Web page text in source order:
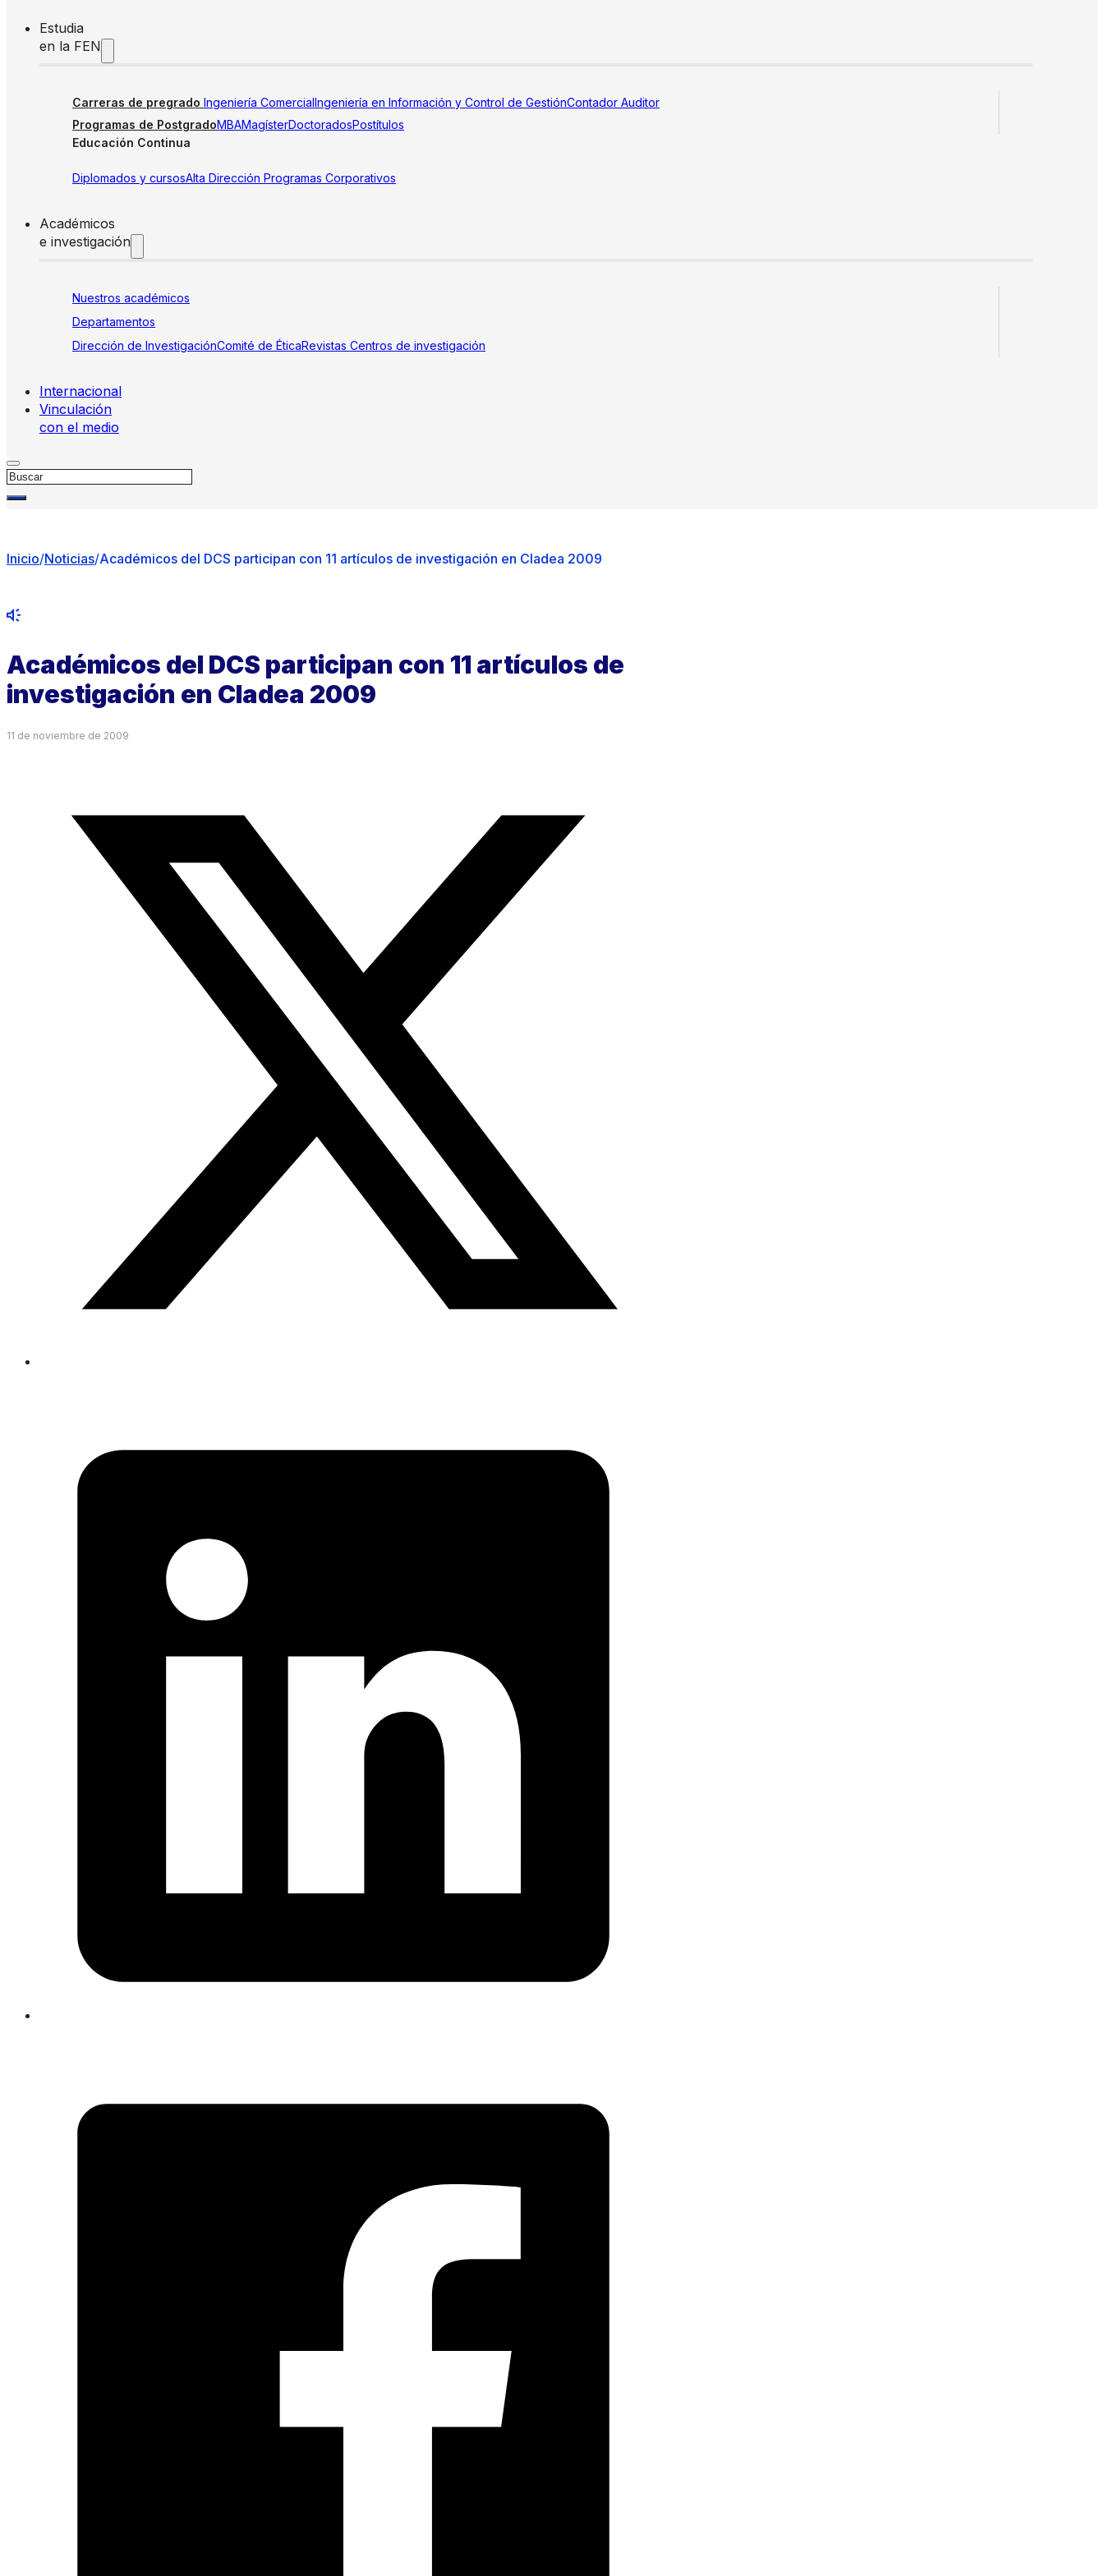
Estudia
en la FEN
Carreras de pregrado Ingeniería ComercialIngeniería en Información y Control de GestiónContador Auditor
Programas de PostgradoMBAMagísterDoctoradosPostítulos
Educación Continua
Diplomados y cursosAlta Dirección Programas Corporativos
Académicos
e investigación
Nuestros académicos
Departamentos
Dirección de InvestigaciónComité de ÉticaRevistas Centros de investigación
Internacional
Vinculación
con el medio
Buscar
Inicio/Noticias/Académicos del DCS participan con 11 artículos de investigación en Cladea 2009
Académicos del DCS participan con 11 artículos de
investigación en Cladea 2009
11 de noviembre de 2009